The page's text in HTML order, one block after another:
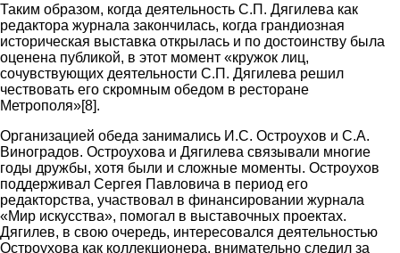
Таким образом, когда деятельность С.П. Дягилева как
редактора журнала закончилась, когда грандиозная
историческая выставка открылась и по достоинству была
оценена публикой, в этот момент «кружок лиц,
сочувствующих деятельности С.П. Дягилева решил
чествовать его скромным обедом в ресторане
Метрополя»[8].
Организацией обеда занимались И.С. Остроухов и С.А.
Виноградов. Остроухова и Дягилева связывали многие
годы дружбы, хотя были и сложные моменты. Остроухов
поддерживал Сергея Павловича в период его
редакторства, участвовал в финансировании журнала
«Мир искусства», помогал в выставочных проектах.
Дягилев, в свою очередь, интересовался деятельностью
Остроухова как коллекционера, внимательно следил за